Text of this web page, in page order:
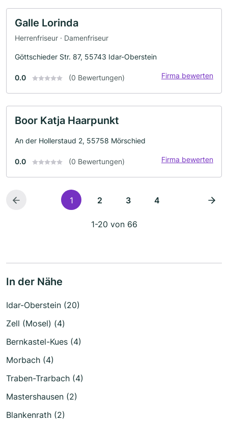
Galle Lorinda
Herrenfriseur · Damenfriseur
Göttschieder Str. 87, 55743 Idar-Oberstein
0.0 (0 Bewertungen) Firma bewerten
Boor Katja Haarpunkt
An der Hollerstaud 2, 55758 Mörschied
0.0 (0 Bewertungen) Firma bewerten
1 2 3 4
1-20 von 66
In der Nähe
Idar-Oberstein (20)
Zell (Mosel) (4)
Bernkastel-Kues (4)
Morbach (4)
Traben-Trarbach (4)
Mastershausen (2)
Blankenrath (2)